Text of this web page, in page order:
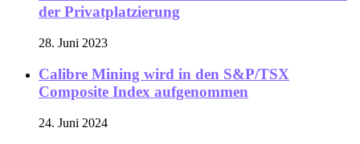
der Privatplatzierung
28. Juni 2023
Calibre Mining wird in den S&P/TSX
Composite Index aufgenommen
24. Juni 2024